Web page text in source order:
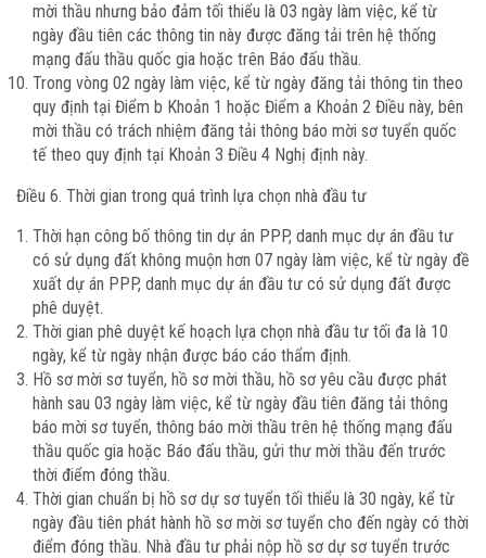
mời thầu nhưng bảo đảm tối thiểu là 03 ngày làm việc, kể từ
ngày đầu tiên các thông tin này được đăng tải trên hệ thống
mạng đấu thầu quốc gia hoặc trên Báo đấu thầu.
Trong vòng 02 ngày làm việc, kể từ ngày đăng tải thông tin theo
quy định tại Điểm b Khoản 1 hoặc Điểm a Khoản 2 Điều này, bên
mời thầu có trách nhiệm đăng tải thông báo mời sơ tuyển quốc
tế theo quy định tại Khoản 3 Điều 4 Nghị định này.
Điều 6. Thời gian trong quá trình lựa chọn nhà đầu tư
Thời hạn công bố thông tin dự án PPP, danh mục dự án đầu tư
có sử dụng đất không muộn hơn 07 ngày làm việc, kể từ ngày đề
xuất dự án PPP, danh mục dự án đầu tư có sử dụng đất được
phê duyệt.
Thời gian phê duyệt kế hoạch lựa chọn nhà đầu tư tối đa là 10
ngày, kể từ ngày nhận được báo cáo thẩm định.
Hồ sơ mời sơ tuyển, hồ sơ mời thầu, hồ sơ yêu cầu được phát
hành sau 03 ngày làm việc, kể từ ngày đầu tiên đăng tải thông
báo mời sơ tuyển, thông báo mời thầu trên hệ thống mạng đấu
thầu quốc gia hoặc Báo đấu thầu, gửi thư mời thầu đến trước
thời điểm đóng thầu.
Thời gian chuẩn bị hồ sơ dự sơ tuyển tối thiểu là 30 ngày, kể từ
ngày đầu tiên phát hành hồ sơ mời sơ tuyển cho đến ngày có thời
điểm đóng thầu. Nhà đầu tư phải nộp hồ sơ dự sơ tuyển trước